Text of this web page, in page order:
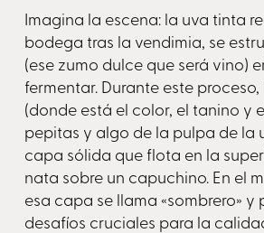
Imagina la escena: la uva tinta
bodega tras la vendimia, se
(ese zumo dulce que será vino)
fermentar. Durante este proceso,
(donde está el color, el tanino y
pepitas y algo de la pulpa de la
capa sólida que flota en la
nata sobre un capuchino. En el
esa capa se llama «sombrero» y
desafíos cruciales para la